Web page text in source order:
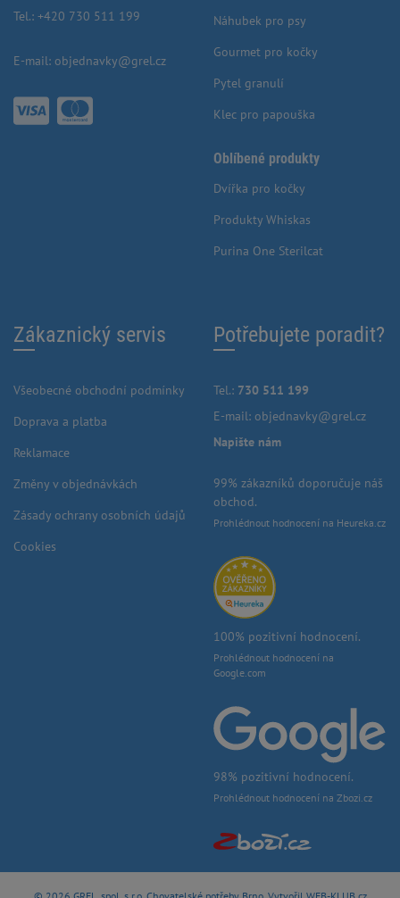
Tel.: +420 730 511 199
E-mail: objednavky@grel.cz
Náhubek pro psy
Gourmet pro kočky
Pytel granulí
Klec pro papouška
Oblíbené produkty
Dvířka pro kočky
Produkty Whiskas
Purina One Sterilcat
Zákaznický servis
Všeobecné obchodní podmínky
Doprava a platba
Reklamace
Změny v objednávkách
Zásady ochrany osobních údajů
Cookies
Potřebujete poradit?
Tel.: 730 511 199
E-mail: objednavky@grel.cz
Napište nám
99% zákazníků doporučuje náš
obchod.
Prohlédnout hodnocení na Heureka.cz
100% pozitivní hodnocení.
Prohlédnout hodnocení na
Google.com
98% pozitivní hodnocení.
Prohlédnout hodnocení na Zbozi.cz